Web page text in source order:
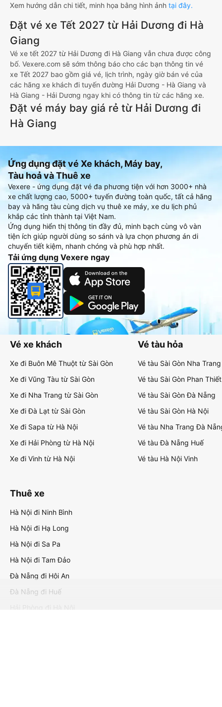
Xem hướng dẫn chi tiết, minh họa bằng hình ảnh tại đây.
Đặt vé xe Tết 2027 từ Hải Dương đi Hà
Giang
Vé xe tết 2027 từ Hải Dương đi Hà Giang vẫn chưa được công
bố. Vexere.com sẽ sớm thông báo cho các bạn thông tin vé
xe Tết 2027 bao gồm giá vé, lịch trình, ngày giờ bán vé của
các hãng xe khách đi tuyến đường Hải Dương - Hà Giang và
Hà Giang - Hải Dương ngay khi có thông tin từ các hãng xe.
Đặt vé máy bay giá rẻ từ Hải Dương đi
Hà Giang
Ứng dụng đặt vé Xe khách, Máy bay,
Tàu hoả và Thuê xe
Vexere - ứng dụng đặt vé đa phương tiện với hơn 3000+ nhà
xe chất lượng cao, 5000+ tuyến đường toàn quốc, tất cả hãng
bay và hãng tàu cùng dịch vụ thuê xe máy, xe du lịch phủ
khắp các tỉnh thành tại Việt Nam.
Ứng dụng hiển thị thông tin đầy đủ, minh bạch cùng vô vàn
tiện ích giúp người dùng so sánh và lựa chọn phương án di
chuyển tiết kiệm, nhanh chóng và phù hợp nhất.
Tải ứng dụng Vexere ngay
Vé xe khách
Xe đi Buôn Mê Thuột từ Sài Gòn
Xe đi Vũng Tàu từ Sài Gòn
Xe đi Nha Trang từ Sài Gòn
Xe đi Đà Lạt từ Sài Gòn
Xe đi Sapa từ Hà Nội
Xe đi Hải Phòng từ Hà Nội
Xe đi Vinh từ Hà Nội
Vé tàu hỏa
Vé tàu Sài Gòn Nha Trang
Vé tàu Sài Gòn Phan Thiết
Vé tàu Sài Gòn Đà Nẵng
Vé tàu Sài Gòn Hà Nội
Vé tàu Nha Trang Đà
Vé tàu Đà Nẵng Huế
Vé tàu Hà Nội Vinh
Thuê xe
Hà Nội đi Ninh Bình
Hà Nội đi Hạ Long
Hà Nội đi Sa Pa
Hà Nội đi Tam Đảo
Đà Nẵng đi Hội An
Đà Nẵng đi Huế